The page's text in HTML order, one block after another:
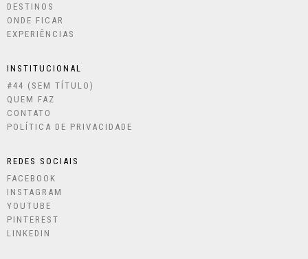
DESTINOS
ONDE FICAR
EXPERIÊNCIAS
INSTITUCIONAL
#44 (SEM TÍTULO)
QUEM FAZ
CONTATO
POLÍTICA DE PRIVACIDADE
REDES SOCIAIS
FACEBOOK
INSTAGRAM
YOUTUBE
PINTEREST
LINKEDIN